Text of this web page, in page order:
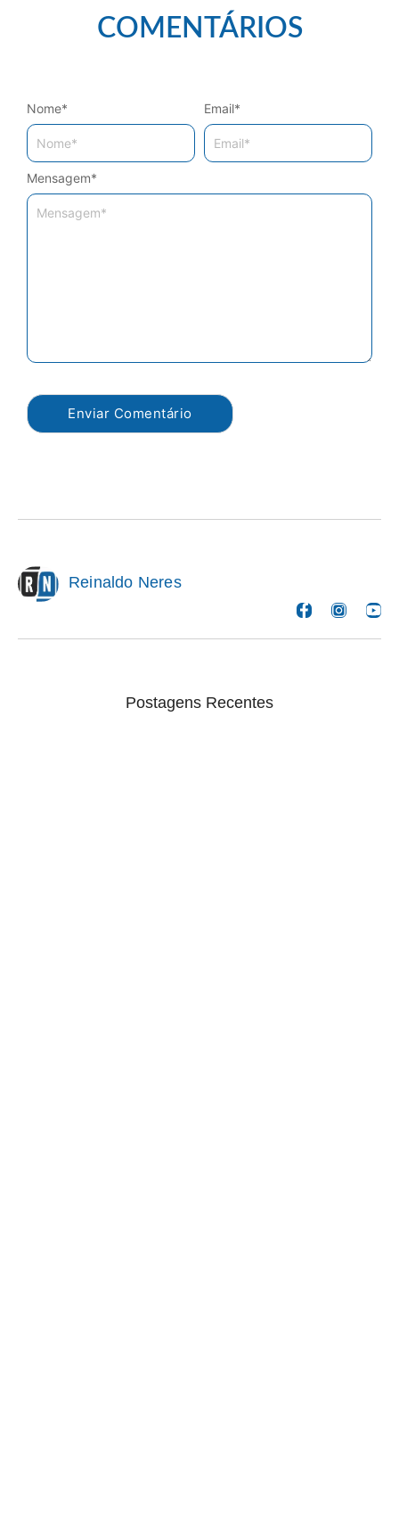
COMENTÁRIOS
Mensagem*
Nome* Email*
Reinaldo Neres
Postagens Recentes